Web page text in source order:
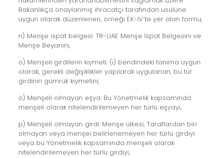
Bakanlıkça onaylanmış ihracatçı tarafından usulüne
uygun olarak düzenlenen, örneği EK-IV’te yer alan formu,
n) Menşe ispat belgesi: TR-UAE Menşe İspat Belgesini ve
Menşe Beyanını,
o) Menşeli girdilerin kıymeti: (ı) bendindeki tanıma uygun
olarak, gerekli değişiklikler yapılarak uygulanan, bu tür
girdinin gümrük kıymetini,
ö) Menşeli olmayan eşya: Bu Yönetmelik kapsamında
menşeli olarak nitelendirilemeyen her türlü eşyayı,
p) Menşeli olmayan girdi: Menşe ülkesi, Taraflardan biri
olmayan veya menşei belirlenemeyen her türlü girdiyi
veya bu Yönetmelik kapsamında menşeli olarak
nitelendirilemeyen her türlü girdiyi,